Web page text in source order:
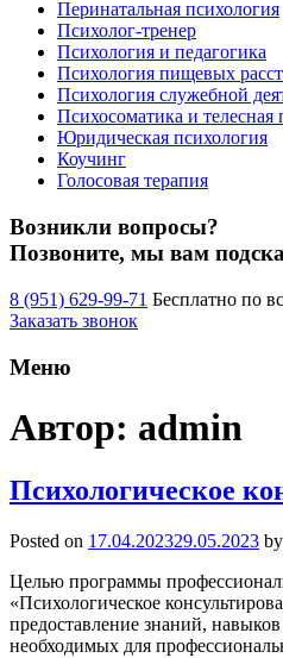
Перинатальная психология
Психолог-тренер
Психология и педагогика
Психология пищевых
Психология служебной
Психосоматика и телесная
Юридическая психология
Коучинг
Голосовая терапия
Возникли вопросы?
Позвоните, мы вам
8 (951) 629-99-71 Бесплатно по
Заказать звонок
Меню
Автор: admin
Психологическое
Posted on 17.04.202329.05.2023 by
Целью программы
«Психологическое
предоставление знаний,
необходимых для